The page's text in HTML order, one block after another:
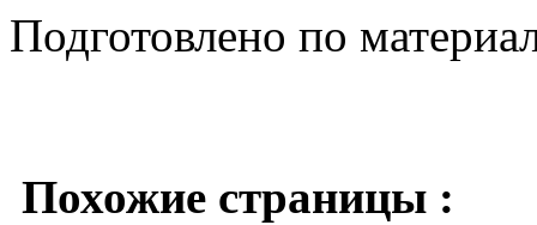
Подготовлено по
Похожие страницы :